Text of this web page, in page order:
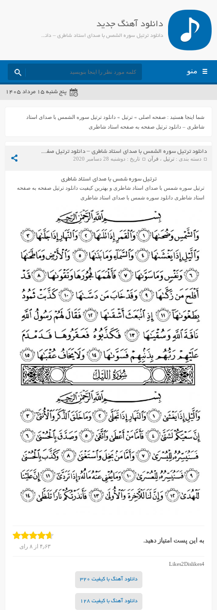
دانلود آهنگ جدید
دانلود ترتیل سوره الشمس با صدای استاد شاطری – دانلود ترتیل صفحه به صفحه استاد شاطری - جمیل مدیا
منو
پنج شنبه ۱۵ مرداد ۱۴۰۵
شما اینجا هستید :صفحه اصلی »ترتیل »دانلود ترتیل سوره الشمس با صدای استاد
شاطری – دانلود ترتیل صفحه به صفحه استاد شاطری
دانلود ترتیل سوره الشمس با صدای استاد شاطری – دانلود ترتیل صفحه به صفحه استاد شاطری
دسته بندی :ترتیل ،قرآن تاریخ : دوشنبه 28 دسامبر 2020
ترتیل سوره شمس با صدای استاد شاطری
ترتیل سوره شمس با صدای استاد شاطری و بهترین کیفیت دانلود ترتیل صفحه به صفحه
استاد شاطری دانلود سوره شمس با صدای استاد شاطری
به این پست امتیاز دهید.
۴٫۶۳ از۸ رای
Likes2Dislikes4
دانلود آهنگ با کیفیت 320
دانلود آهنگ با کیفیت 128